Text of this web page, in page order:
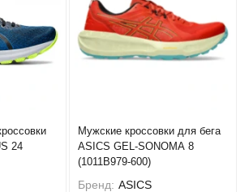
24
Мужские кроссовки для бега
ASICS GEL-SONOMA 8
(1011B979-600)
Бренд: ASICS